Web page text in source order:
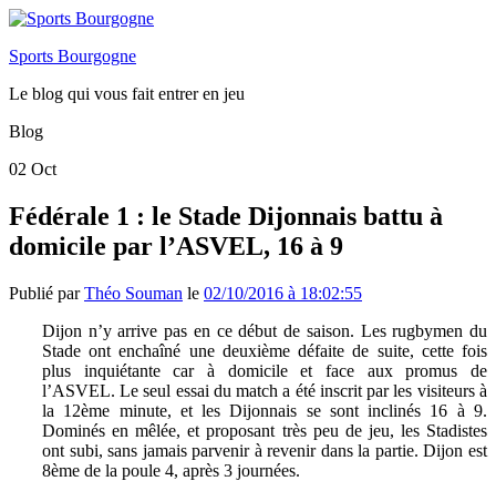
Sports Bourgogne
Le blog qui vous fait entrer en jeu
Blog
02 Oct
Fédérale 1 : le Stade Dijonnais battu à
domicile par l’ASVEL, 16 à 9
Publié parThéo Souman le 02/10/2016 à 18:02:55
Dijon n’y arrive pas en ce début de saison. Les rugbymen du
Stade ont enchaîné une deuxième défaite de suite, cette fois
plus inquiétante car à domicile et face aux promus de
l’ASVEL. Le seul essai du match a été inscrit par les visiteurs à
la 12ème minute, et les Dijonnais se sont inclinés 16 à 9.
Dominés en mêlée, et proposant très peu de jeu, les Stadistes
ont subi, sans jamais parvenir à revenir dans la partie. Dijon est
8ème de la poule 4, après 3 journées.